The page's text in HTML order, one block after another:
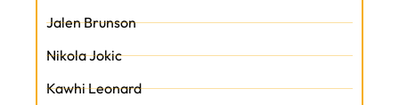
Jalen Brunson
Nikola Jokic
Kawhi Leonard